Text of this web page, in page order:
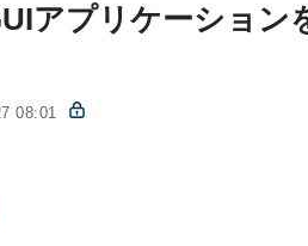
アプリケーション
08:01